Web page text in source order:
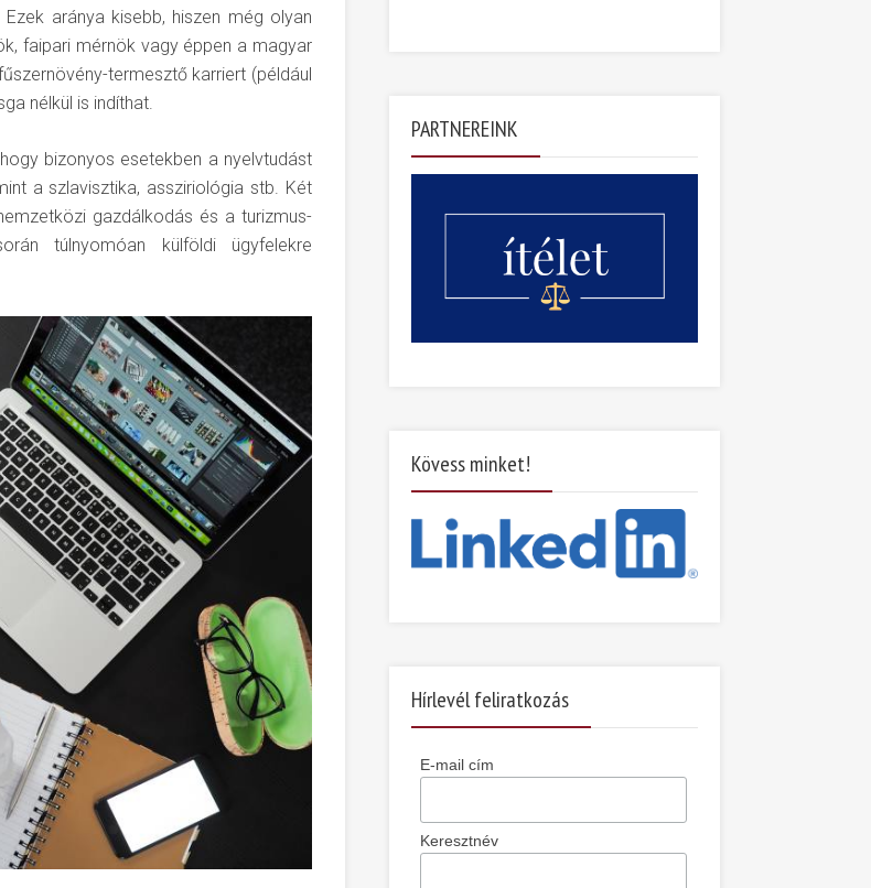
aránya kisebb, hiszen még olyan
faipari mérnök vagy éppen a magyar
termesztő karriert (például
nélkül is indíthat.
bizonyos esetekben a nyelvtudást
a szlavisztika, assziriológia stb. Két
gazdálkodás és a turizmus-
túlnyomóan külföldi ügyfelekre
PARTNEREINK
Kövess minket!
Hírlevél feliratkozás
E-mail cím
Keresztnév